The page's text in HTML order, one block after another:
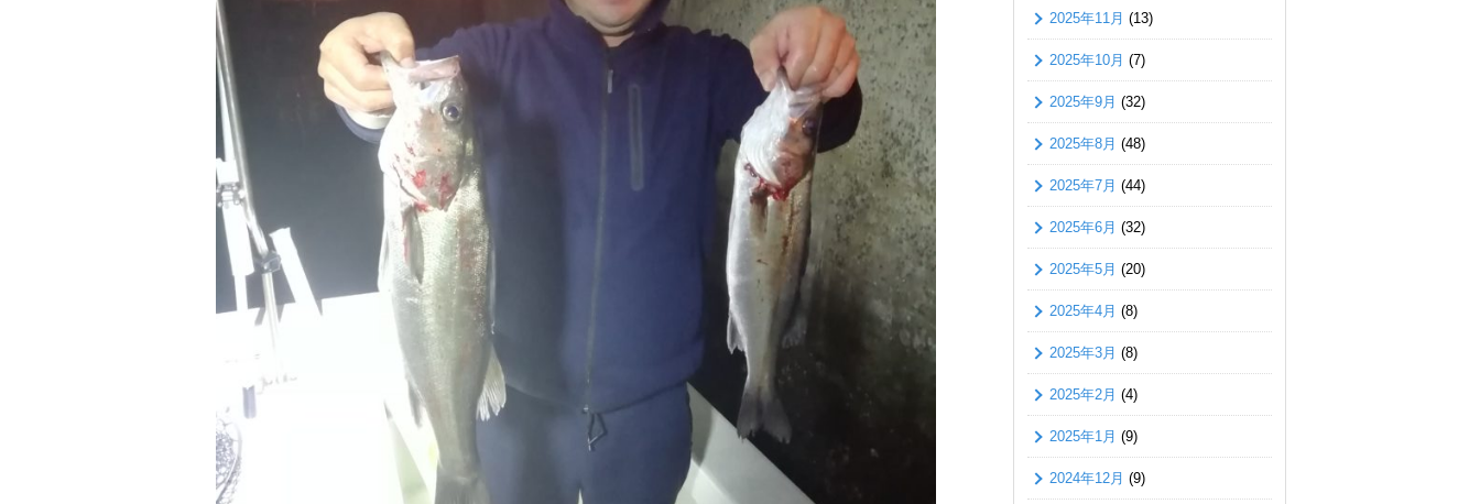
2025年11月 (13)
2025年10月 (7)
2025年9月 (32)
2025年8月 (48)
2025年7月 (44)
2025年6月 (32)
2025年5月 (20)
2025年4月 (8)
2025年3月 (8)
2025年2月 (4)
2025年1月 (9)
2024年12月 (9)